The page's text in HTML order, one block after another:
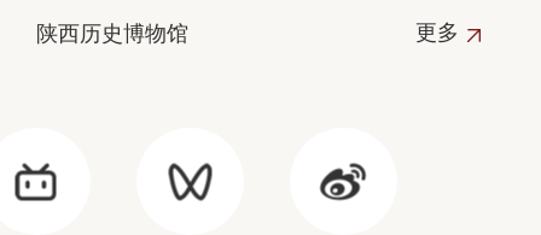
陕西历史博物馆 更多